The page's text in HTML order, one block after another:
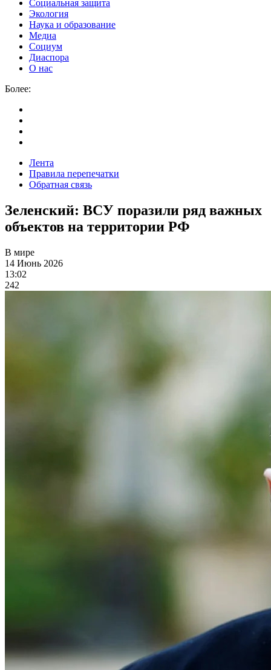
Социальная защита
Экология
Наука и образование
Медиа
Социум
Диаспора
О нас
Более:
Лента
Правила перепечатки
Обратная связь
Зеленский: ВСУ поразили ряд важных
объектов на территории РФ
В мире
14 Июнь 2026
13:02
242